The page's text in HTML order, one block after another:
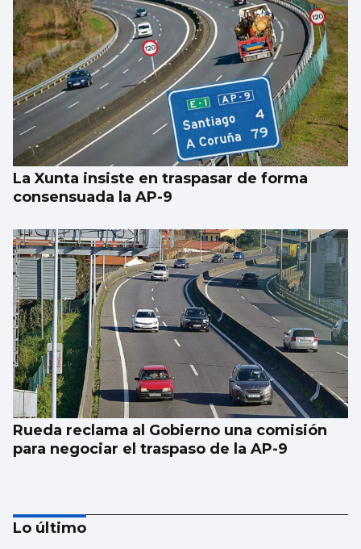
La Xunta insiste en traspasar de forma
consensuada la AP-9
Rueda reclama al Gobierno una comisión
para negociar el traspaso de la AP-9
Lo último